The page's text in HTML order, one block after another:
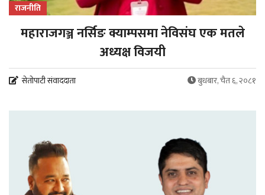
राजनीति
महाराजगञ्ज नर्सिङ क्याम्पसमा नेविसंघ एक मतले
अध्यक्ष विजयी
सेतोपाटी संवाददाता बुधबार, चैत ६, २०८१